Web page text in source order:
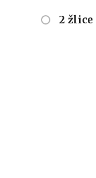
2 žlice